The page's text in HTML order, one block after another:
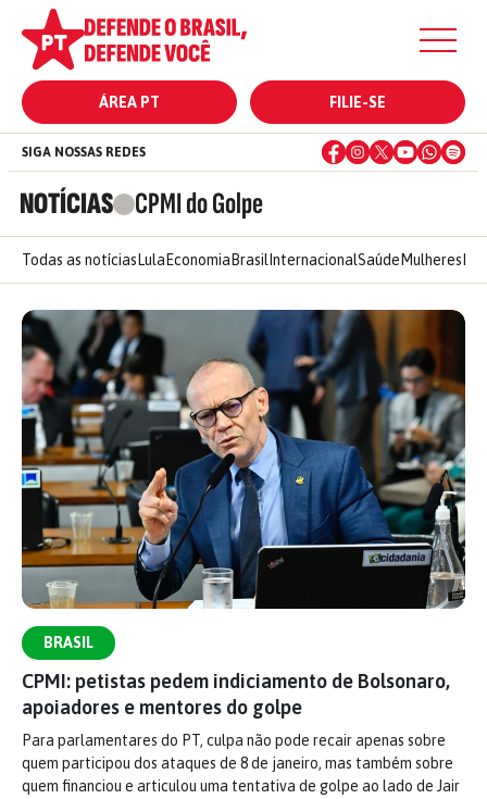
ÁREA PT FILIE-SE
NOTÍCIAS CPMI do Golpe
SIGA NOSSAS REDES
Todas as notícias Lula Economia Brasil InternacionalSaúde Mulheres
BRASIL
CPMI: petistas pedem indiciamento de Bolsonaro,
apoiadores e mentores do golpe
Para parlamentares do PT, culpa não pode recair apenas sobre
quem participou dos ataques de 8 de janeiro, mas também sobre
quem financiou e articulou uma tentativa de golpe ao lado de Jair